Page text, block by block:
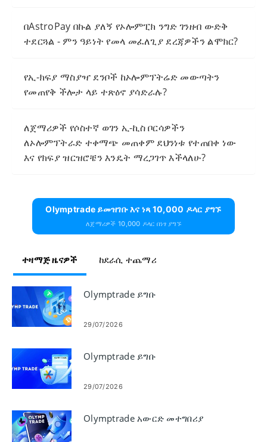
በAstroPay በኩል ያለኝ የኦሎምፒክ ንግድ ገንዘብ ውድቅ
ተደርጓል - ምን ዓይነት የመላ መፈለጊያ ደረጃዎችን ልሞክር?
የኢ-ክፍያ ማስያዣ ደንቦች ከኦሎምፕትሬድ መውጣትን
የመጠየቅ ችሎታ ላይ ተጽዕኖ ያሳድራሉ?
ለጀማሪዎች የሶስተኛ ወገን ኢ-ኪስ ቦርሳዎችን
ለኦሎምፕትራድ ተቀማጭ መጠቀም ደህንነቱ የተጠበቀ ነው
እና የክፍያ ዝርዝሮቼን እንዴት ማረጋገጥ እችላለሁ?
Olymptrade ይመዝገቡ እና ነጻ 10,000 ዶላር ያግኙ
ለጀማሪዎች 10,000 ዶላር በነፃ ያግኙ
ተዛማጅ ዜናዎች ከደራሲ ተጨማሪ
Olymptrade ይግቡ
29/07/2026
Olymptrade ይግቡ
29/07/2026
Olymptrade አውርድ መተግበሪያ